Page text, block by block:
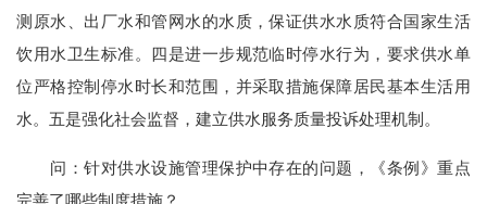
测原水、出厂水和管网水的水质，保证供水水质符合国家生活
饮用水卫生标准。四是进一步规范临时停水行为，要求供水单
位严格控制停水时长和范围，并采取措施保障居民基本生活用
水。五是强化社会监督，建立供水服务质量投诉处理机制。
问：针对供水设施管理保护中存在的问题，《条例》重点
完善了哪些制度措施？